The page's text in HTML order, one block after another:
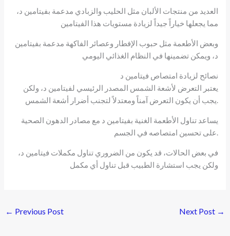
العديد من منتجات الألبان مثل الحليب والزبادي مدعمة بفيتامين د،
مما يجعلها خياراً جيداً لزيادة مستويات هذا الفيتامين
وبعض الأطعمة مثل حبوب الإفطار وعصائر الفاكهة مدعمة بفيتامين
د، ويمكن تضمينها في النظام الغذائي اليومي
نصائح لزيادة امتصاص فيتامين د
يعتبر التعرض لأشعة الشمس المصدر الرئيسي لفيتامين د، ولكن
يساعد تناول الأطعمة الغنية بفيتامين د مع مصادر الدهون الصحية
في بعض الحالات، قد يكون من الضروري تناول مكملات فيتامين د،
ولكن يجب استشارة الطبيب قبل تناول أي مكمل
← Previous Post Next Post →